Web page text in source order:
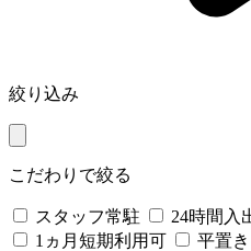
絞り込み
こだわりで絞る
スタッフ常駐 24時間入
1ヵ月短期利用可
平置き